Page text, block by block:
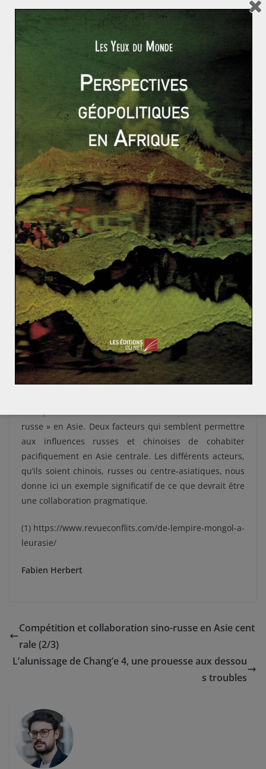
militaire américaine de Manas sur décision du
gouvernement kirghiz en 2014. Ainsi, la Russie semble
prête à laisser de la place à la Chine, si la collaboration
entre les deux peut affaiblir les positions du rival
Une relation
pragmatique ?
La dimension géopolitique des nouvelles routes de la
soie n’est plus à prouver. Elle est au cœur même de ce
projet. Quoi de plus géopolitique que la volonté de
relier un territoire aussi puissant que la Chine, à un
autre territoire aussi riche que l’Europe ? Dans cette
perspective, l’Asie centrale est une pièce maitresse du
projet « Belt and Road Initiative » (BRI). Pour la Chine,
l’intégration de l’Asie centrale à sa zone d’influence
relève de différents intérêts, à la fois économiques et
sécuritaires.
La dimension culturelle qui importe bien plus à Moscou
semble mineur pour Pékin. Si des institutions
culturelles chinoises fleurissent en Asie centrale, elles
semblent servir les intérêts économiques de Pékin en
tout premier lieu. Pour Moscou, l’Asie centrale n’a
russe » en Asie. Deux facteurs qui semblent permettre
aux influences russes et chinoises de cohabiter
pacifiquement en Asie centrale. Les différents acteurs,
qu’ils soient chinois, russes ou centre-asiatiques, nous
donne ici un exemple significatif de ce que devrait être
une collaboration pragmatique.
(1) https://www.revueconflits.com/de-lempire-mongol-a-
leurasie/
Fabien Herbert
Compétition et collaboration sino-russe en Asie cent
rale (2/3)
L’alunissage de Chang’e 4, une prouesse aux dessou
s troubles